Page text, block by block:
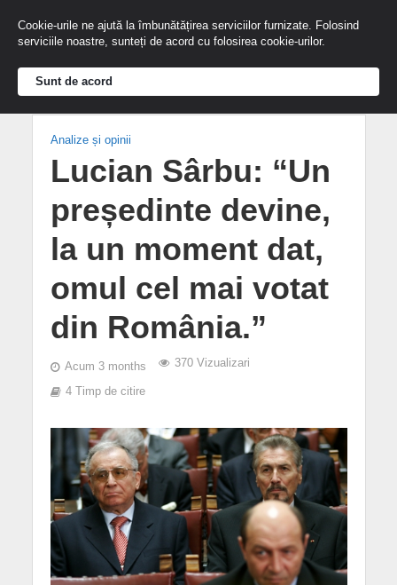
Analize și opinii
Lucian Sârbu: “Un
președinte devine,
la un moment dat,
omul cel mai votat
din România.”
Acum 3 months 370 Vizualizari
4 Timp de citire
Cookie-urile ne ajută la îmbunătățirea serviciilor furnizate. Folosind
serviciile noastre, sunteți de acord cu folosirea cookie-urilor.
Sunt de acord